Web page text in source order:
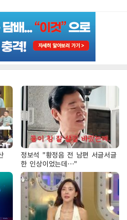
정보석 "황정음 전 남편 서글서글
한 인상이었는데…"